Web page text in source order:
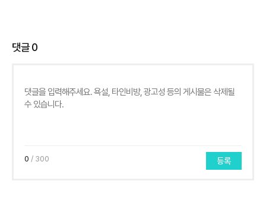
댓글0
0 / 300 등록